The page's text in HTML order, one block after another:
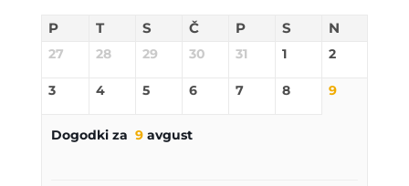
P T S Č P S N
27 28 29 30 31 1 2
3 4 5 6 7 8 9
Dogodki za 9avgust